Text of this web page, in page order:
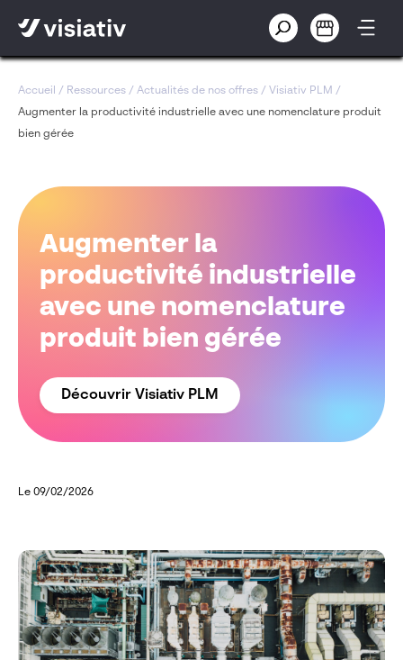
Accueil / Ressources / Actualités de nos offres / Visiativ PLM /
Augmenter la productivité industrielle avec une nomenclature produit
bien gérée
Augmenter la
productivité industrielle
avec une nomenclature
produit bien gérée
Découvrir Visiativ PLM
Le 09/02/2026